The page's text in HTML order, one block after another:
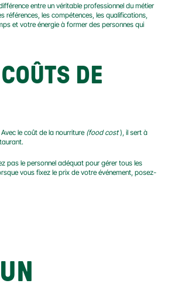
entre un véritable professionnel du métier
références, les compétences, les qualifications,
et votre énergie à former des personnes qui
DE
le coût de la nourriture (food cost ), il sert à
pas le personnel adéquat pour gérer tous les
vous fixez le prix de votre événement, posez-